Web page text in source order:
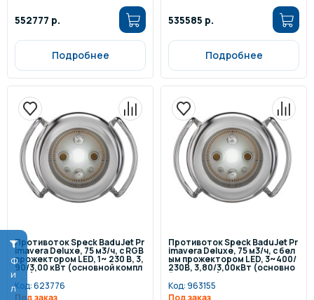
552777 р.
Подробнее
535585 р.
Подробнее
Противоток Speck BaduJet Pr
imavera Deluxe, 75 м3/ч, с RGB
прожектором LED, 1~ 230 В, 3,
90/3,00 кВт (основной компл
ект)
Код:623776
Под заказ
Противоток Speck BaduJet Pr
imavera Deluxe, 75 м3/ч, с бел
ым прожектором LED, 3~400/
230В, 3,80/3,00кВт (основно
й комплект)
Код:963155
Под заказ